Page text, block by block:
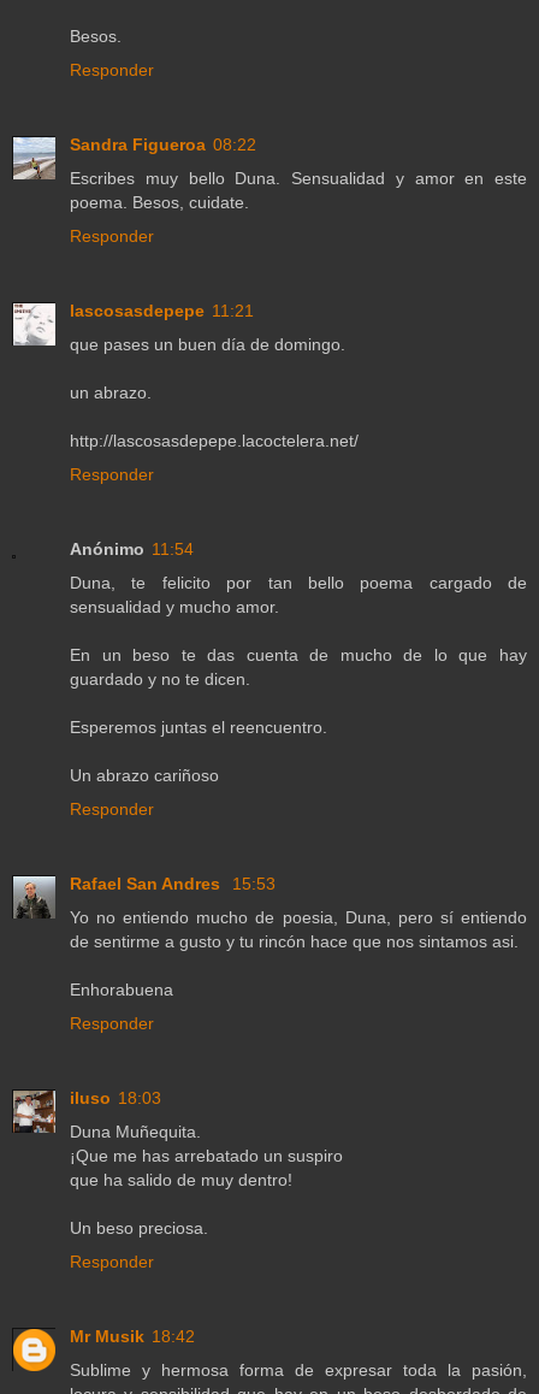
Besos.
Responder
Sandra Figueroa 08:22
Escribes muy bello Duna. Sensualidad y amor en este
poema. Besos, cuidate.
Responder
lascosasdepepe 11:21
que pases un buen día de domingo.
un abrazo.
http://lascosasdepepe.lacoctelera.net/
Responder
Anónimo 11:54
Duna, te felicito por tan bello poema cargado de
sensualidad y mucho amor.
En un beso te das cuenta de mucho de lo que hay
guardado y no te dicen.
Esperemos juntas el reencuentro.
Un abrazo cariñoso
Responder
Rafael San Andres
15:53
Yo no entiendo mucho de poesia, Duna, pero sí entiendo
de sentirme a gusto y tu rincón hace que nos sintamos asi.
Enhorabuena
Responder
iluso 18:03
Duna Muñequita.
¡Que me has arrebatado un suspiro
que ha salido de muy dentro!
Un beso preciosa.
Responder
Mr Musik 18:42
Sublime y hermosa forma de expresar toda la pasión,